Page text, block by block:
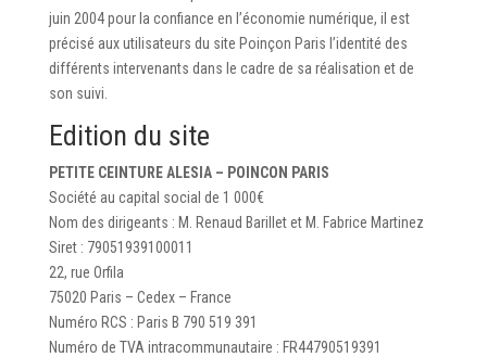
juin 2004 pour la confiance en l’économie numérique, il est
précisé aux utilisateurs du site Poinçon Paris l’identité des
différents intervenants dans le cadre de sa réalisation et de
son suivi.
Edition du site
PETITE CEINTURE ALESIA – POINCON PARIS
Société au capital social de 1 000€
Nom des dirigeants : M. Renaud Barillet et M. Fabrice Martinez
Siret : 79051939100011
22, rue Orfila
75020 Paris – Cedex – France
Numéro RCS : Paris B 790 519 391
Numéro de TVA intracommunautaire : FR44790519391